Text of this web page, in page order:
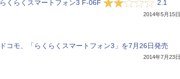
らくらくスマートフォン3 F-06F 2.1
2014年5月15日
ドコモ、「らくらくスマートフォン3」を7月26日発売
2014年7月23日